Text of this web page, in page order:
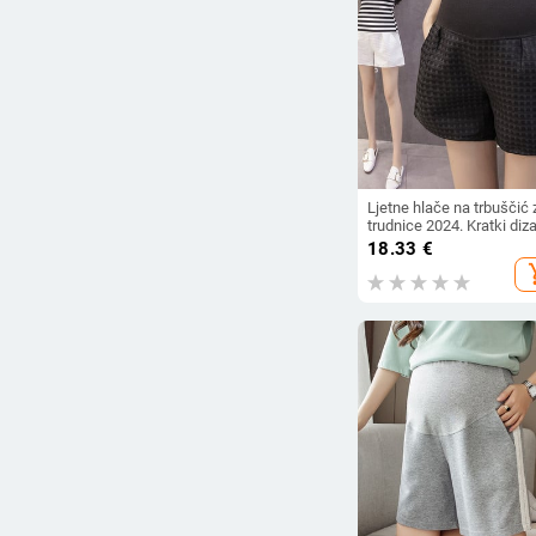
Ljetne hlače na trbuščić
trudnice 2024. Kratki
visokog struka Široke
nogavice Trudnice
kratke hlače Trudničke
18.33 €